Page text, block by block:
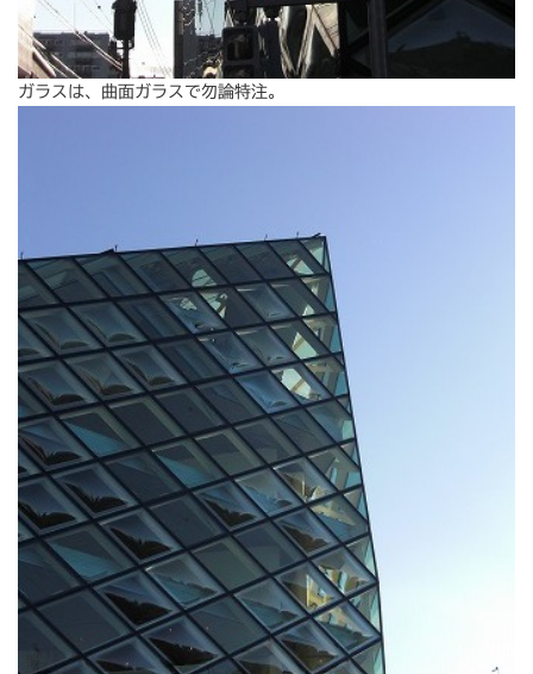
ガラスは、曲面ガラスで勿論特注。